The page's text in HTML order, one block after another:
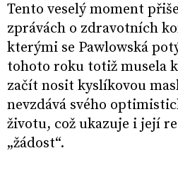
Tento veselý moment
zprávách o zdravotních
kterými se Pawlowská
tohoto roku totiž musela
začít nosit kyslíkovou
nevzdává svého
životu, což ukazuje i její
„žádost“.